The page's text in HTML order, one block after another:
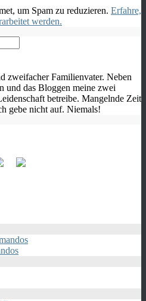
um Spam zu reduzieren. Erfahre,
werden.
zweifacher Familienvater. Neben
und das Bloggen meine zwei
betreibe. Mangelnde Zeit
gebe nicht auf. Niemals!